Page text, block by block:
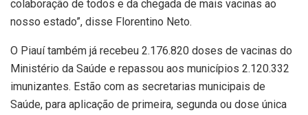
colaboração de todos e da chegada de mais vacinas ao
nosso estado”, disse Florentino Neto.
O Piauí também já recebeu 2.176.820 doses de vacinas do
Ministério da Saúde e repassou aos municípios 2.120.332
imunizantes. Estão com as secretarias municipais de
Saúde, para aplicação de primeira, segunda ou dose única